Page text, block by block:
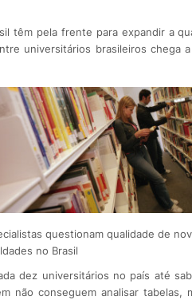
têm pela frente para expandir a
universitários brasileiros chega
questionam qualidade de
no Brasil
dez universitários no país até
não conseguem analisar